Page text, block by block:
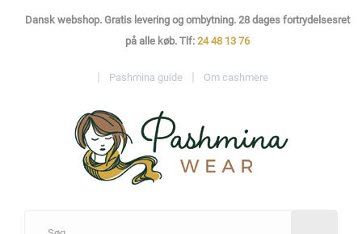
Dansk webshop. Gratis levering og ombytning. 28 dages fortrydelsesret
på alle køb. Tlf: 24 48 13 76
Pashmina guide Om cashmere